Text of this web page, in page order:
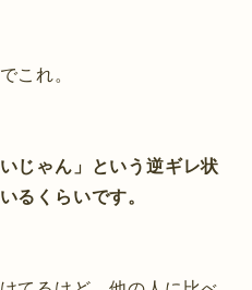
これ。
じゃん」という逆ギレ状
るくらいです。